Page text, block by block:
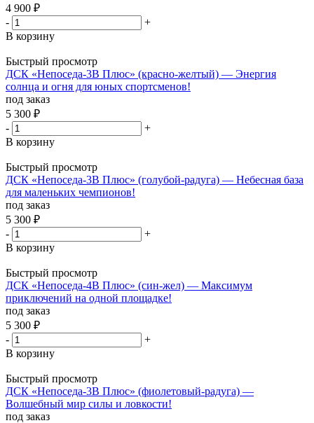
4 900 ₽
-
+
В корзину
Быстрый просмотр
ДСК «Непоседа-3В Плюс» (красно-желтый) — Энергия
солнца и огня для юных спортсменов!
под заказ
5 300 ₽
-
+
В корзину
Быстрый просмотр
ДСК «Непоседа-3В Плюс» (голубой-радуга) — Небесная база
для маленьких чемпионов!
под заказ
5 300 ₽
-
+
В корзину
Быстрый просмотр
ДСК «Непоседа-4В Плюс» (син-жел) — Максимум
приключений на одной площадке!
под заказ
5 300 ₽
-
+
В корзину
Быстрый просмотр
ДСК «Непоседа-3В Плюс» (фиолетовый-радуга) —
Волшебный мир силы и ловкости!
под заказ